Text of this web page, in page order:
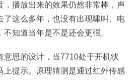
，播放出来的效果仍然非常棒，声
了这么多年，也没有出现啸叫、电
知道当年是不是还会更强。
意思的设计，当7710处于开机状
上提示。原理猜测是通过红外传感